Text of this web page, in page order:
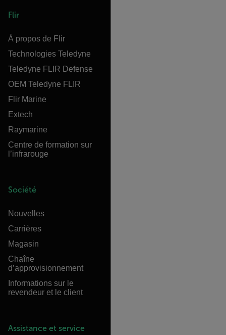
Flir
À propos de Flir
Technologies Teledyne
Teledyne FLIR Defense
OEM Teledyne FLIR
Flir Marine
Extech
Raymarine
Centre de formation sur
l’infrarouge
Société
Nouvelles
Carrières
Magasin
Chaîne
d’approvisionnement
Informations sur le
revendeur et le client
Assistance et service